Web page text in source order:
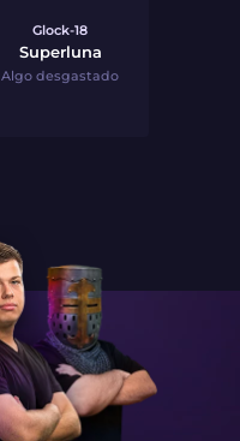
Glock-18
Superluna
Algo desgastado